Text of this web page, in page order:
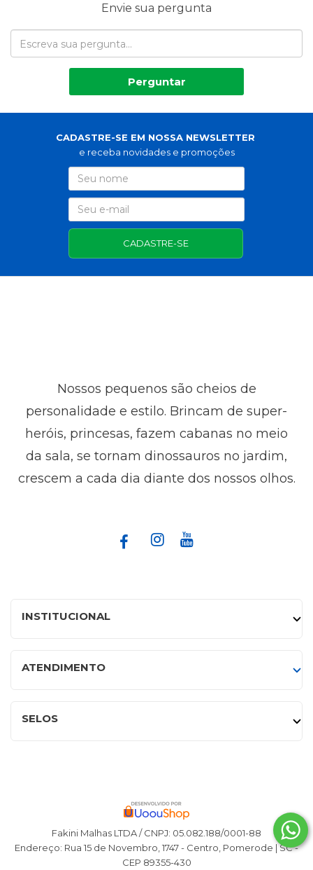
Envie sua pergunta
Perguntar
CADASTRE-SE EM NOSSA NEWSLETTER
e receba novidades e promoções
CADASTRE-SE
Nossos pequenos são cheios de
personalidade e estilo. Brincam de super-
heróis, princesas, fazem cabanas no meio
da sala, se tornam dinossauros no jardim,
crescem a cada dia diante dos nossos olhos.
INSTITUCIONAL
ATENDIMENTO
SELOS
Fakini Malhas LTDA / CNPJ: 05.082.188/0001-88
Endereço: Rua 15 de Novembro, 1747 - Centro, Pomerode | SC -
CEP 89355-430